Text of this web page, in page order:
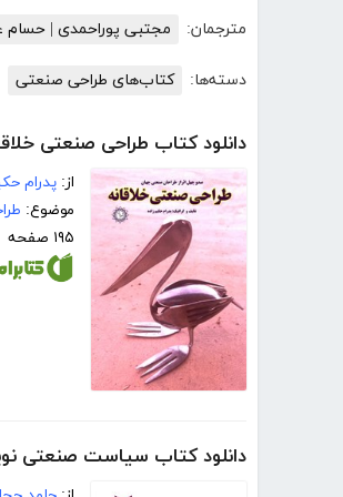
مترجمان: مجتبی پوراحمدی |
دسته‌ها: کتاب‌های طراحی صنعتی
دانلود کتاب طراحی صنعتی
از: پدرام
موضوع:
۱۹۵ صفحه
دانلود کتاب سیاست صنعتی